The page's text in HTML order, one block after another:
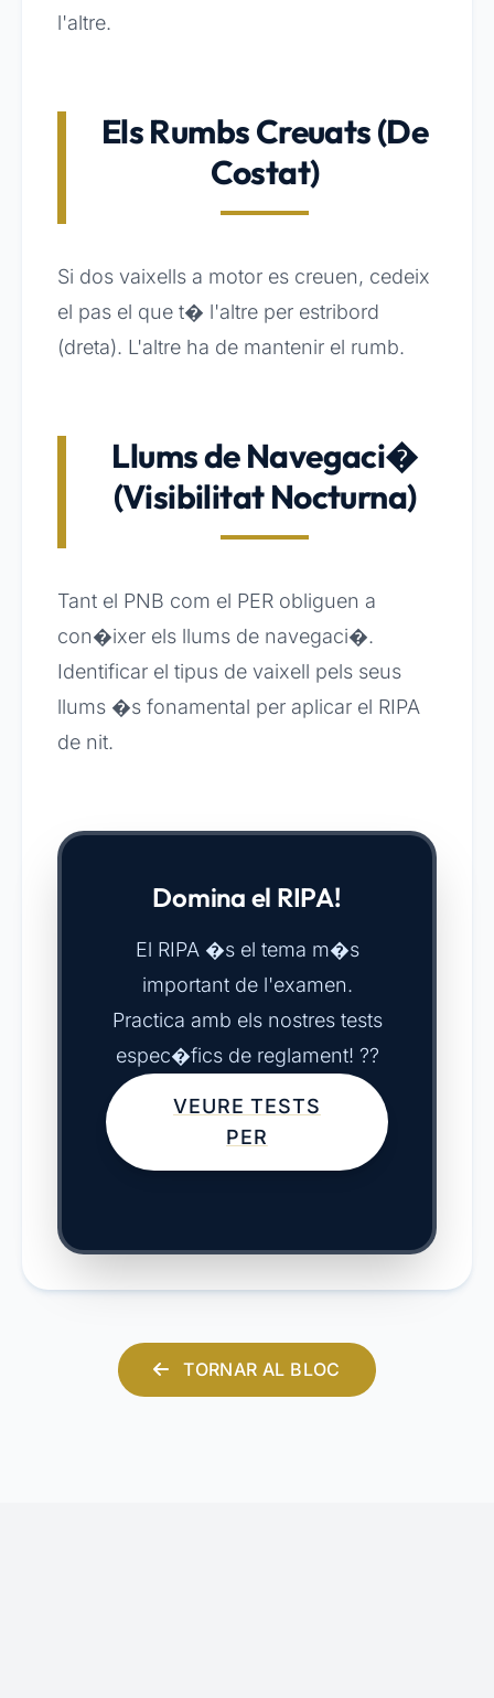
l'altre.
Els Rumbs Creuats (De
Costat)
Si dos vaixells a motor es creuen, cedeix
el pas el que t� l'altre per estribord
(dreta). L'altre ha de mantenir el rumb.
Llums de Navegaci�
(Visibilitat Nocturna)
Tant el PNB com el PER obliguen a
con�ixer els llums de navegaci�.
Identificar el tipus de vaixell pels seus
llums �s fonamental per aplicar el RIPA
de nit.
Domina el RIPA!
El RIPA �s el tema m�s
important de l'examen.
Practica amb els nostres tests
espec�fics de reglament! ??
VEURE TESTS
PER
TORNAR AL BLOC